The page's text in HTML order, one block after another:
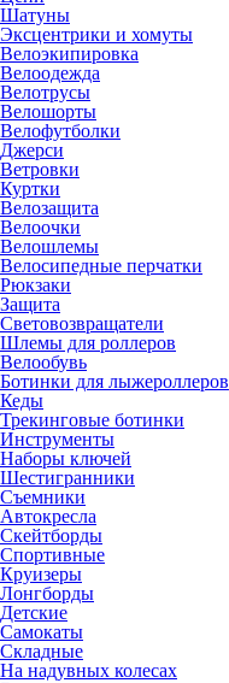
Шатуны
Эксцентрики и хомуты
Велоэкипировка
Велоодежда
Велотрусы
Велошорты
Велофутболки
Джерси
Ветровки
Куртки
Велозащита
Велоочки
Велошлемы
Велосипедные перчатки
Рюкзаки
Защита
Световозвращатели
Шлемы для роллеров
Велообувь
Ботинки для лыжероллеров
Кеды
Трекинговые ботинки
Инструменты
Наборы ключей
Шестигранники
Съемники
Автокресла
Скейтборды
Спортивные
Круизеры
Лонгборды
Детские
Самокаты
Складные
На надувных колесах